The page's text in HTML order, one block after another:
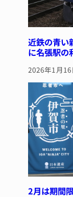
近鉄の青
に名張駅の
2026年1月16
2月は期間